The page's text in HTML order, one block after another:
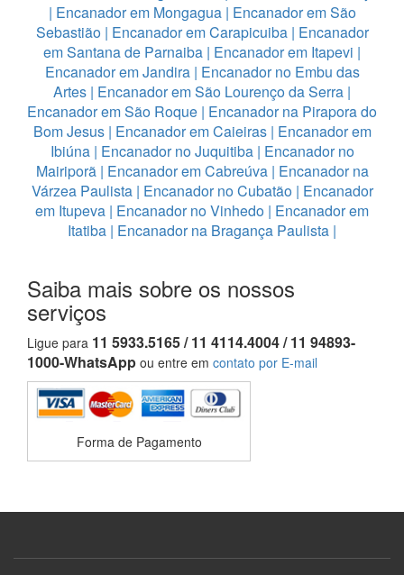
| Encanador em Mongagua| Encanador em São
Sebastião| Encanador em Carapicuiba| Encanador
em Santana de Parnaiba | Encanador em Itapevi |
Encanador em Jandira| Encanador no Embu das
Artes | Encanador em São Lourenço da Serra |
Encanador em São Roque | Encanador na Pirapora do
Bom Jesus| Encanador em Caieiras| Encanador em
Ibiúna| Encanador no Juquitiba| Encanador no
Mairiporã| Encanador em Cabreúva| Encanador na
Várzea Paulista| Encanador no Cubatão| Encanador
em Itupeva | Encanador no Vinhedo | Encanador em
Itatiba | Encanador na Bragança Paulista |
Saiba mais sobre os nossos
serviços
Ligue para 11 5933.5165 / 11 4114.4004 / 11 94893-
1000-WhatsApp ou entre em contato por E-mail
Forma de Pagamento